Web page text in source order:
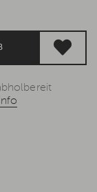
Info